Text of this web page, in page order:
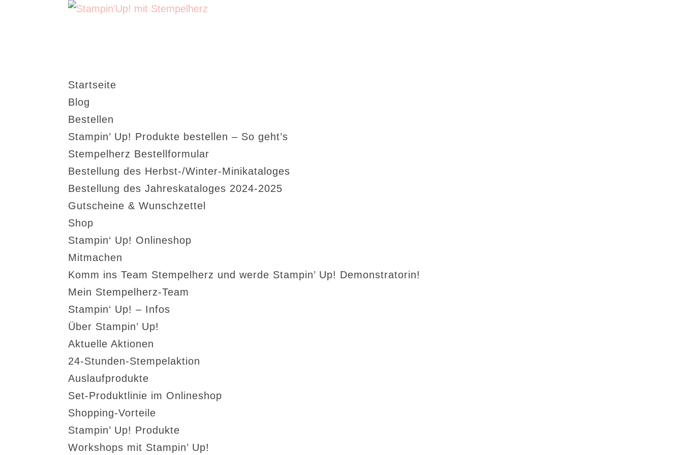
Startseite
Blog
Bestellen
Stampin’ Up! Produkte bestellen – So geht’s
Stempelherz Bestellformular
Bestellung des Herbst-/Winter-Minikataloges
Bestellung des Jahreskataloges 2024-2025
Gutscheine & Wunschzettel
Shop
Stampin‘ Up! Onlineshop
Mitmachen
Komm ins Team Stempelherz und werde Stampin’ Up! Demonstratorin!
Mein Stempelherz-Team
Stampin‘ Up! – Infos
Über Stampin’ Up!
Aktuelle Aktionen
24-Stunden-Stempelaktion
Auslaufprodukte
Set-Produktlinie im Onlineshop
Shopping-Vorteile
Stampin’ Up! Produkte
Workshops mit Stampin’ Up!